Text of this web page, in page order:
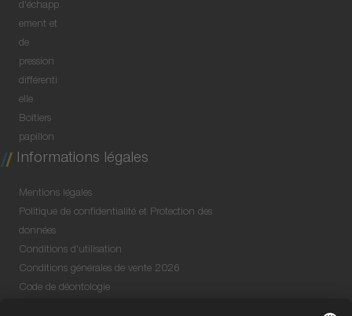
d'échapp
ement et
de
pression
différenti
elle
Boîtiers
papillon
Informations légales
Mentions légales
Politique de confidentialité et Protection des
données
Conditions d'utilisation
Conditions générales de vente 2026
Code de déontologie